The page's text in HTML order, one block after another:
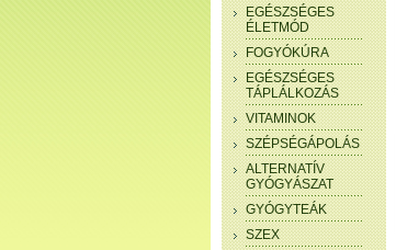
EGÉSZSÉGES
ÉLETMÓD
FOGYÓKÚRA
EGÉSZSÉGES
TÁPLÁLKOZÁS
VITAMINOK
SZÉPSÉGÁPOLÁS
ALTERNATÍV
GYÓGYÁSZAT
GYÓGYTEÁK
SZEX